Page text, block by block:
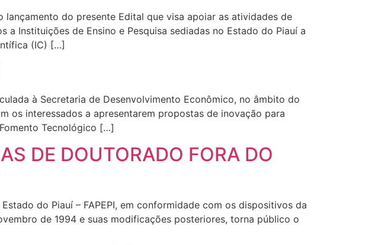
lançamento do presente Edital que visa apoiar as atividades de
Instituições de Ensino e Pesquisa sediadas no Estado do Piauí a
(IC) […]
à Secretaria de Desenvolvimento Econômico, no âmbito do
os interessados a apresentarem propostas de inovação para
Tecnológico […]
DE DOUTORADO FORA DO
do Piauí – FAPEPI, em conformidade com os dispositivos da
de 1994 e suas modificações posteriores, torna público o